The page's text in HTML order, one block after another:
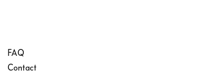
FAQ
Contact